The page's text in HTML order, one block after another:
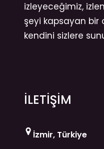
izleyeceğimiz,
şeyi kapsayan bir
kendini sizlere
İLETİŞİM
İzmir, Türkiye